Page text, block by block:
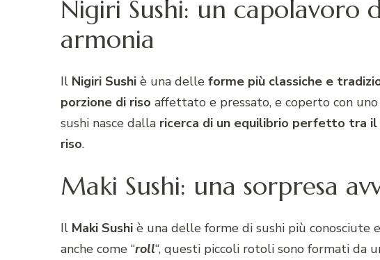
Nigiri Sushi: un capolavoro
armonia
Il Nigiri Sushi è una delle forme più classiche e
porzione di riso affettato e pressato, e coperto con uno
sushi nasce dalla ricerca di un equilibrio perfetto tra
riso.
Maki Sushi: una sorpresa
Il Maki Sushi è una delle forme di sushi più conosciute
anche come “roll“, questi piccoli rotoli sono formati da